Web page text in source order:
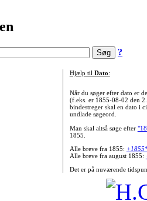
?
Hjælp til Dato:
Når du søger efter dato er
(f.eks. er 1855-08-02 den
bindestreger skal en dato i
undlade søgeord.
Man skal altså søge efter
1855.
Alle breve fra 1855:
Alle breve fra august 1855:
Det er på nuværende